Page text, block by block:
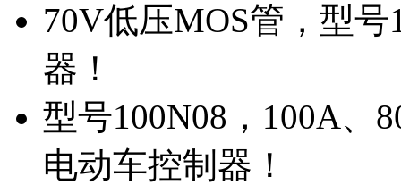
70V低压MOS管，型
器！
型号100N08，100A、
电动车控制器！